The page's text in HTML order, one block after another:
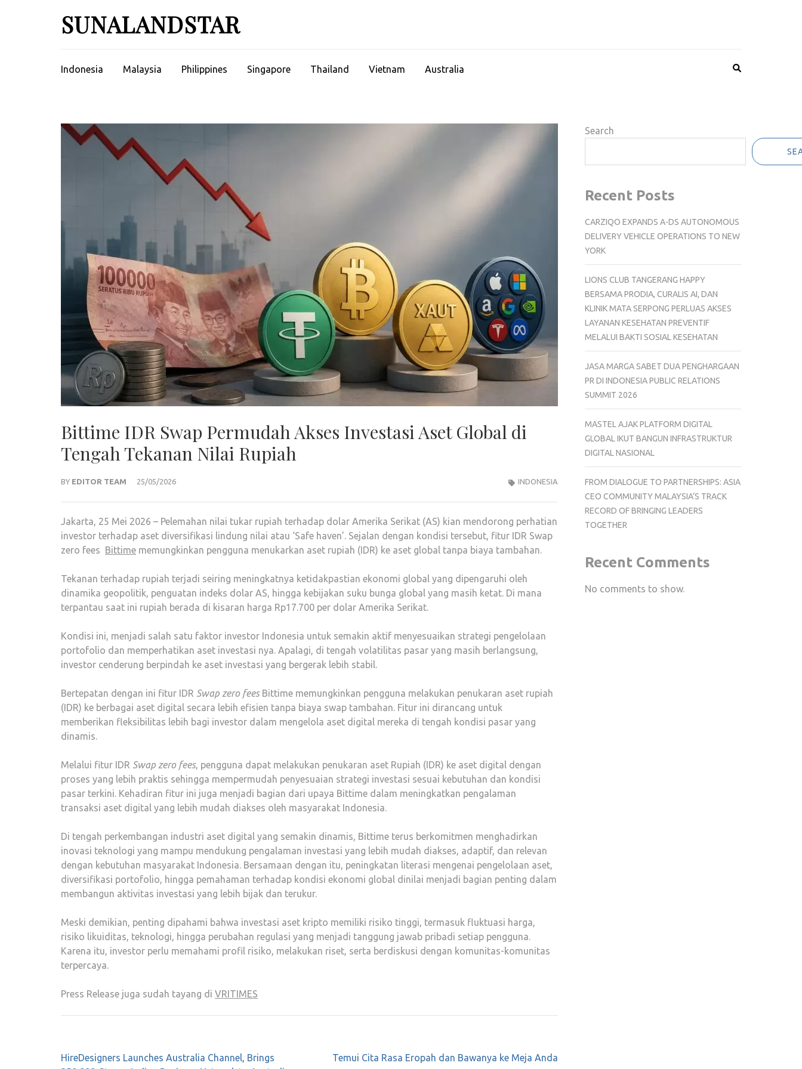
SUNALANDSTAR
Indonesia Malaysia Philippines Singapore Thailand Vietnam Australia
Bittime IDR Swap Permudah Akses Investasi Aset Global di
Tengah Tekanan Nilai Rupiah
BY EDITOR TEAM 25/05/2026 INDONESIA
Jakarta, 25 Mei 2026 – Pelemahan nilai tukar rupiah terhadap dolar Amerika Serikat (AS) kian mendorong perhatian
investor terhadap aset diversifikasi lindung nilai atau ‘Safe haven’. Sejalan dengan kondisi tersebut, fitur IDR Swap
zero fees Bittime memungkinkan pengguna menukarkan aset rupiah (IDR) ke aset global tanpa biaya tambahan.
Tekanan terhadap rupiah terjadi seiring meningkatnya ketidakpastian ekonomi global yang dipengaruhi oleh
dinamika geopolitik, penguatan indeks dolar AS, hingga kebijakan suku bunga global yang masih ketat. Di mana
terpantau saat ini rupiah berada di kisaran harga Rp17.700 per dolar Amerika Serikat.
Kondisi ini, menjadi salah satu faktor investor Indonesia untuk semakin aktif menyesuaikan strategi pengelolaan
portofolio dan memperhatikan aset investasi nya. Apalagi, di tengah volatilitas pasar yang masih berlangsung,
investor cenderung berpindah ke aset investasi yang bergerak lebih stabil.
Bertepatan dengan ini fitur IDR Swap zero feesBittime memungkinkan pengguna melakukan penukaran aset rupiah
(IDR) ke berbagai aset digital secara lebih efisien tanpa biaya swap tambahan. Fitur ini dirancang untuk
memberikan fleksibilitas lebih bagi investor dalam mengelola aset digital mereka di tengah kondisi pasar yang
dinamis.
Melalui fitur IDR Swap zero fees, pengguna dapat melakukan penukaran aset Rupiah (IDR) ke aset digital dengan
proses yang lebih praktis sehingga mempermudah penyesuaian strategi investasi sesuai kebutuhan dan kondisi
pasar terkini. Kehadiran fitur ini juga menjadi bagian dari upaya Bittime dalam meningkatkan pengalaman
transaksi aset digital yang lebih mudah diakses oleh masyarakat Indonesia.
Di tengah perkembangan industri aset digital yang semakin dinamis, Bittime terus berkomitmen menghadirkan
inovasi teknologi yang mampu mendukung pengalaman investasi yang lebih mudah diakses, adaptif, dan relevan
dengan kebutuhan masyarakat Indonesia. Bersamaan dengan itu, peningkatan literasi mengenai pengelolaan aset,
diversifikasi portofolio, hingga pemahaman terhadap kondisi ekonomi global dinilai menjadi bagian penting dalam
membangun aktivitas investasi yang lebih bijak dan terukur.
Meski demikian, penting dipahami bahwa investasi aset kripto memiliki risiko tinggi, termasuk fluktuasi harga,
risiko likuiditas, teknologi, hingga perubahan regulasi yang menjadi tanggung jawab pribadi setiap pengguna.
Karena itu, investor perlu memahami profil risiko, melakukan riset, serta berdiskusi dengan komunitas-komunitas
terpercaya.
Press Release juga sudah tayang di VRITIMES
Post
HireDesigners Launches Australia Channel, Brings
Temui Cita Rasa Eropah dan Bawanya ke Meja Anda
Search
Recent Posts
CARZIQO EXPANDS A-DS AUTONOMOUS
DELIVERY VEHICLE OPERATIONS TO NEW
YORK
LIONS CLUB TANGERANG HAPPY
BERSAMA PRODIA, CURALIS AI, DAN
KLINIK MATA SERPONG PERLUAS AKSES
LAYANAN KESEHATAN PREVENTIF
MELALUI BAKTI SOSIAL KESEHATAN
JASA MARGA SABET DUA PENGHARGAAN
PR DI INDONESIA PUBLIC RELATIONS
SUMMIT 2026
MASTEL AJAK PLATFORM DIGITAL
GLOBAL IKUT BANGUN INFRASTRUKTUR
DIGITAL NASIONAL
FROM DIALOGUE TO PARTNERSHIPS: ASIA
CEO COMMUNITY MALAYSIA’S TRACK
RECORD OF BRINGING LEADERS
TOGETHER
Recent Comments
No comments to show.